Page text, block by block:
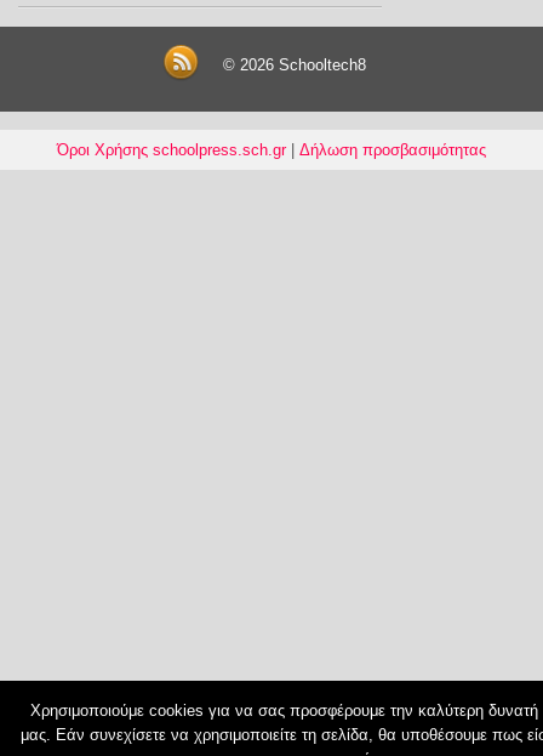
© 2026Schooltech8
Όροι Χρήσης schoolpress.sch.gr| Δήλωση προσβασιμότητας
Χρησιμοποιούμε cookies για να σας προσφέρουμε την καλύτερη δυνατή
μας. Εάν συνεχίσετε να χρησιμοποιείτε τη σελίδα, θα υποθέσουμε πως